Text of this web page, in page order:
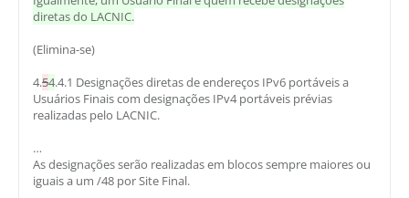
diretas do LACNIC.
(Elimina-se)
4.54.4.1 Designações diretas de endereços IPv6 portáveis a
Usuários Finais com designações IPv4 portáveis prévias
realizadas pelo LACNIC.
…
As designações serão realizadas em blocos sempre maiores ou
iguais a um /48 por Site Final.